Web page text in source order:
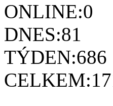
ONLINE:0
DNES:81
TÝDEN:686
CELKEM: